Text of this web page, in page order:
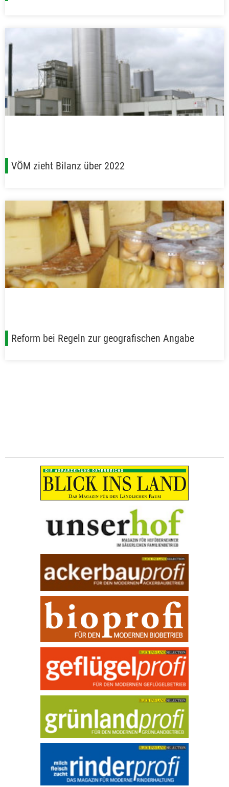
VÖM zieht Bilanz über 2022
Reform bei Regeln zur geografischen Angabe